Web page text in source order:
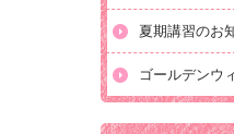
夏期講習のお
ゴールデンウ